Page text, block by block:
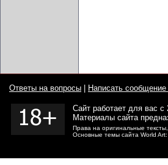
Ответы на вопросы Написать
Сайт работает для вас с
Материалы сайта
Права на оригинальные
Основные темы сайта World Art: